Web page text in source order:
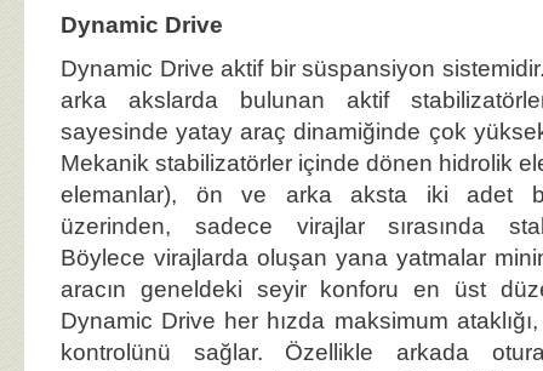
Dynamic Drive
Dynamic Drive aktif bir süspansiyon
arka akslarda bulunan aktif
sayesinde yatay araç dinamiğinde çok
Mekanik stabilizatörler içinde dönen hidrolik
elemanlar), ön ve arka aksta iki adet
üzerinden, sadece virajlar sırasında
Böylece virajlarda oluşan yana yatmalar
aracın geneldeki seyir konforu en üst
Dynamic Drive her hızda maksimum
kontrolünü sağlar. Özellikle arkada